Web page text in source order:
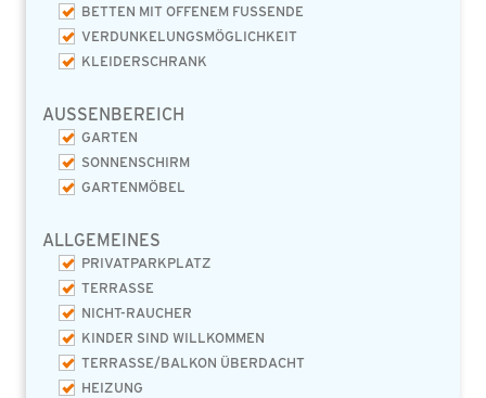
BETTEN MIT OFFENEM FUSSENDE
VERDUNKELUNGSMÖGLICHKEIT
KLEIDERSCHRANK
AUSSENBEREICH
GARTEN
SONNENSCHIRM
GARTENMÖBEL
ALLGEMEINES
PRIVATPARKPLATZ
TERRASSE
NICHT-RAUCHER
KINDER SIND WILLKOMMEN
TERRASSE/BALKON ÜBERDACHT
HEIZUNG